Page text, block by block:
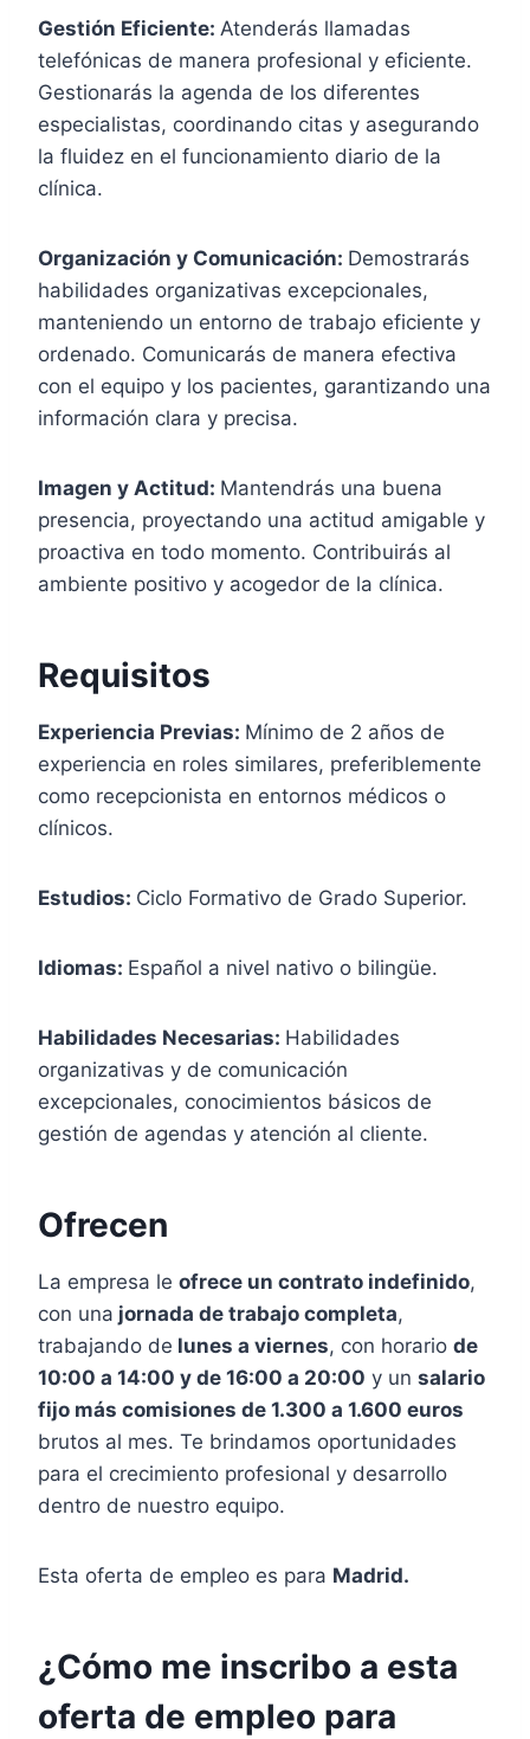
Gestión Eficiente: Atenderás llamadas
telefónicas de manera profesional y eficiente.
Gestionarás la agenda de los diferentes
especialistas, coordinando citas y asegurando
la fluidez en el funcionamiento diario de la
clínica.
Organización y Comunicación: Demostrarás
habilidades organizativas excepcionales,
manteniendo un entorno de trabajo eficiente y
ordenado. Comunicarás de manera efectiva
con el equipo y los pacientes, garantizando una
información clara y precisa.
Imagen y Actitud: Mantendrás una buena
presencia, proyectando una actitud amigable y
proactiva en todo momento. Contribuirás al
ambiente positivo y acogedor de la clínica.
Requisitos
Experiencia Previas: Mínimo de 2 años de
experiencia en roles similares, preferiblemente
como recepcionista en entornos médicos o
clínicos.
Estudios: Ciclo Formativo de Grado Superior.
Idiomas: Español a nivel nativo o bilingüe.
Habilidades Necesarias: Habilidades
organizativas y de comunicación
excepcionales, conocimientos básicos de
gestión de agendas y atención al cliente.
Ofrecen
La empresa le ofrece un contrato indefinido,
con una jornada de trabajo completa,
trabajando de lunes a viernes, con horario de
10:00 a 14:00 y de 16:00 a 20:00 y un salario
fijo más comisiones de 1.300 a 1.600 euros
brutos al mes. Te brindamos oportunidades
para el crecimiento profesional y desarrollo
dentro de nuestro equipo.
Esta oferta de empleo es para Madrid.
¿Cómo me inscribo a esta
oferta de empleo para